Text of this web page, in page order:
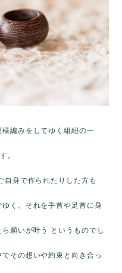
編みをしてゆく組紐の一
。
身で作られたりした方も
く。それを手首や足首に身
願いが叶う というものでし
その想いや約束と向き合っ